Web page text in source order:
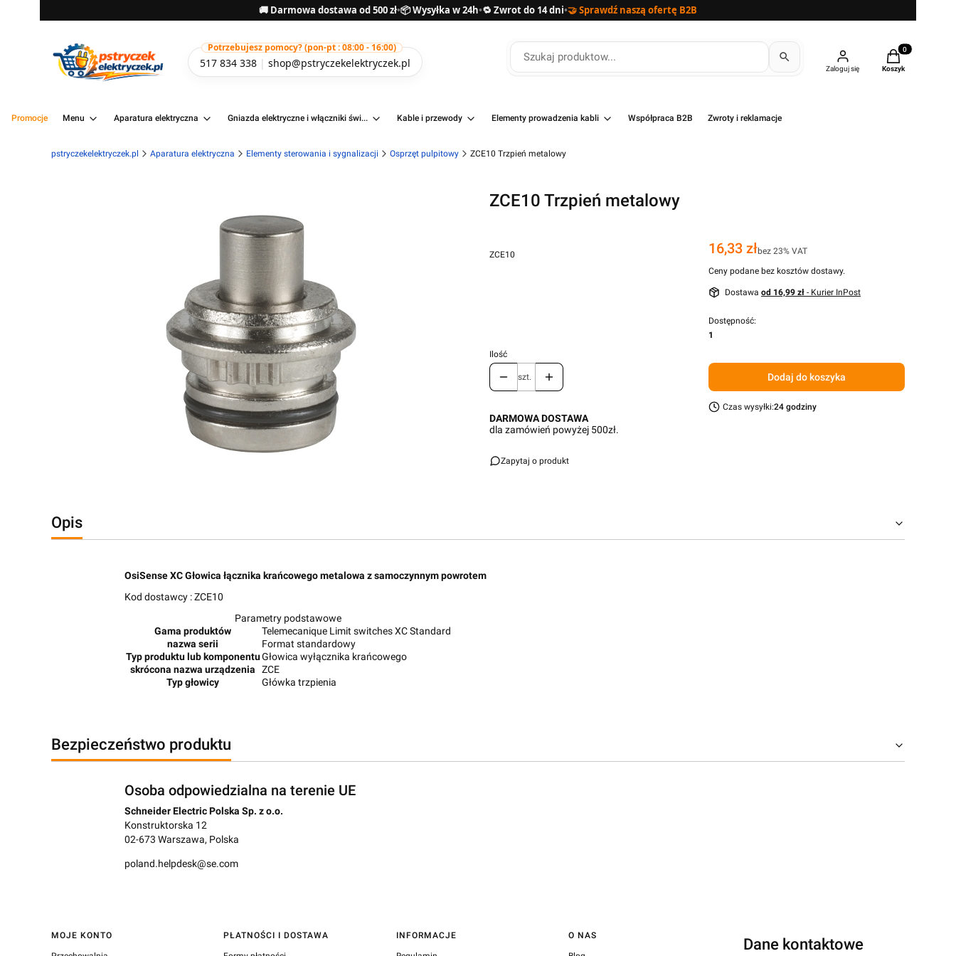
🚚 Darmowa dostawa od 500 zł•📦 Wysyłka w 24h•🔁 Zwrot do 14 dni•🤝 Sprawdź naszą ofertę B2B
Potrzebujesz pomocy? (pon-pt : 08:00 - 16:00)
517 834 338 | shop@pstryczekelektryczek.pl Zaloguj się
Produkty w
Koszyk
Promocje Menu Aparatura elektryczna Gniazda elektryczne i włączniki świ... Kable i przewody Elementy prowadzenia kabli Współpraca B2B Zwroty i reklamacje
pstryczekelektryczek.pl Aparatura elektryczna Elementy sterowania i sygnalizacji Osprzęt pulpitowy ZCE10 Trzpień metalowy
ZCE10 Trzpień metalowy
ZCE10 Cena
16,33 złbez 23% VAT
Ceny podane bez kosztów dostawy.
Dostawa od 16,99 zł - Kurier InPost
Dostępność:
1
Ilość
szt. Dodaj do koszyka
DARMOWA DOSTAWA
dla zamówień powyżej 500zł.
Czas wysyłki:24 godziny
Zapytaj o produkt
Opis
OsiSense XC Głowica łącznika krańcowego metalowa z samoczynnym powrotem
Kod dostawcy : ZCE10
Parametry podstawowe
Gama produktów
Telemecanique Limit switches XC Standard
nazwa serii
Format standardowy
Typ produktu lub komponentuGłowica wyłącznika krańcowego
skrócona nazwa urządzenia
ZCE
Typ głowicy
Główka trzpienia
Bezpieczeństwo produktu
Osoba odpowiedzialna na terenie UE
Schneider Electric Polska Sp. z o.o.
Konstruktorska 12
02-673 Warszawa, Polska
poland.helpdesk@se.com
Linki w stopce
MOJE KONTO PŁATNOŚCI I DOSTAWA INFORMACJE O NAS Dane kontaktowe